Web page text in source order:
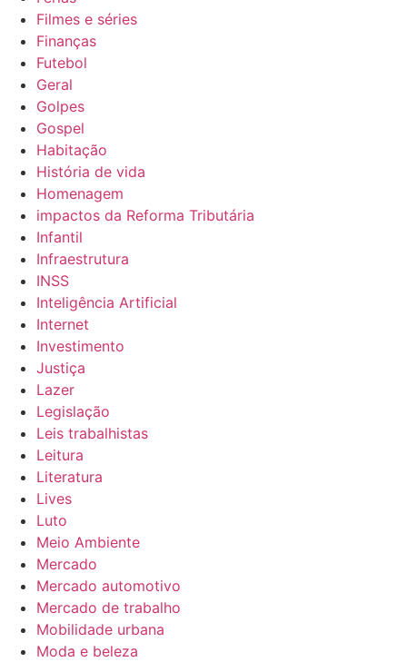
Filmes e séries
Finanças
Futebol
Geral
Golpes
Gospel
Habitação
História de vida
Homenagem
impactos da Reforma Tributária
Infantil
Infraestrutura
INSS
Inteligência Artificial
Internet
Investimento
Justiça
Lazer
Legislação
Leis trabalhistas
Leitura
Literatura
Lives
Luto
Meio Ambiente
Mercado
Mercado automotivo
Mercado de trabalho
Mobilidade urbana
Moda e beleza